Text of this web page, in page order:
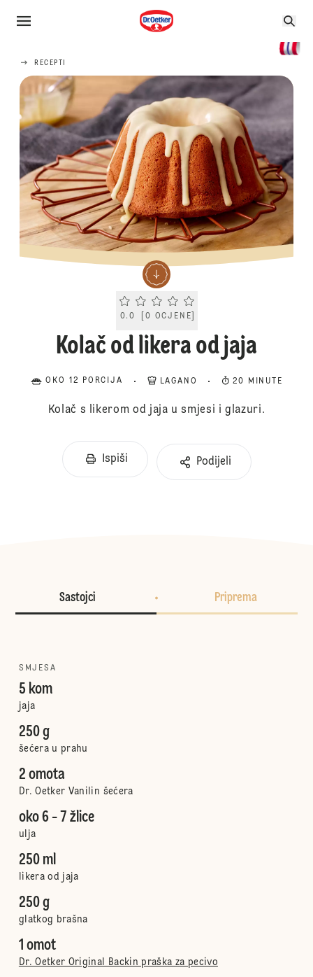
RECEPTI
Current rating 0.0. Click to rate.
0.0 0 OCJENE
Kolač od likera od jaja
OKO 12 PORCIJA LAGANO 20 MINUTE
Kolač s likerom od jaja u smjesi i glazuri.
Ispiši Podijeli
Sastojci Priprema
SMJESA
5 kom
jaja
250 g
šećera u prahu
2 omota
Dr. Oetker Vanilin šećera
oko 6 - 7 žlice
ulja
250 ml
likera od jaja
250 g
glatkog brašna
1 omot
Dr. Oetker Original Backin praška za pecivo